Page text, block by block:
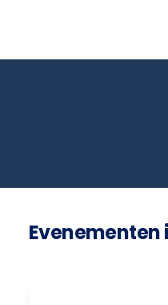
Evenementen